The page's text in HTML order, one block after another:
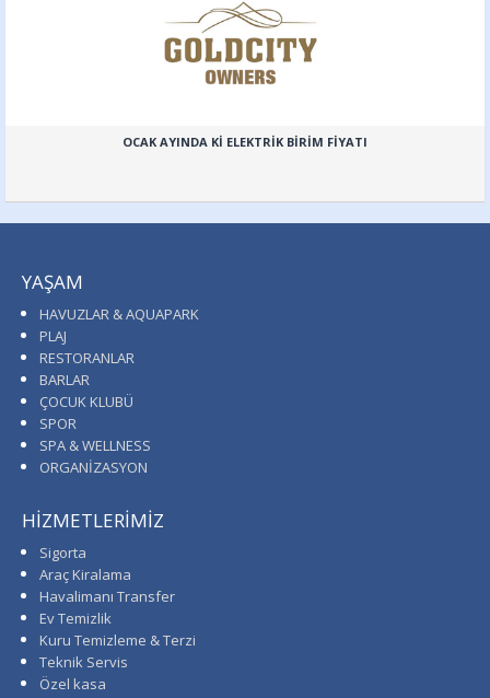
OCAK AYINDA Kİ ELEKTRİK BİRİM FİYATI
YAŞAM
HAVUZLAR & AQUAPARK
PLAJ
RESTORANLAR
BARLAR
ÇOCUK KLUBÜ
SPOR
SPA & WELLNESS
ORGANİZASYON
HİZMETLERİMİZ
Sigorta
Araç Kiralama
Havalimanı Transfer
Ev Temizlik
Kuru Temizleme & Terzi
Teknik Servis
Özel kasa